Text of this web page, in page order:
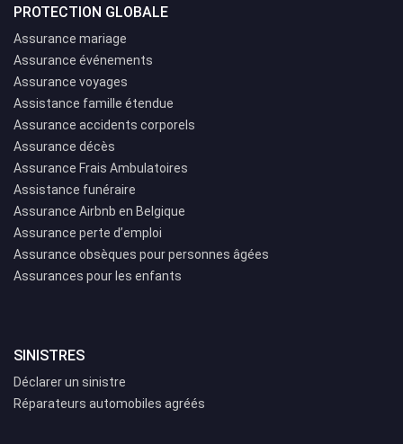
PROTECTION GLOBALE
Assurance mariage
Assurance événements
Assurance voyages
Assistance famille étendue
Assurance accidents corporels
Assurance décès
Assurance Frais Ambulatoires
Assistance funéraire
Assurance Airbnb en Belgique
Assurance perte d’emploi
Assurance obsèques pour personnes âgées
Assurances pour les enfants
SINISTRES
Déclarer un sinistre
Réparateurs automobiles agréés